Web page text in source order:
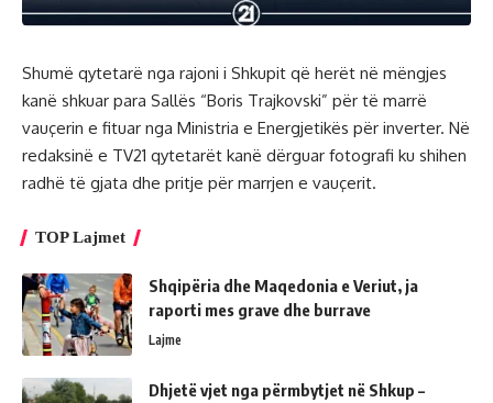
Shumë qytetarë nga rajoni i Shkupit që herët në mëngjes
kanë shkuar para Sallës “Boris Trajkovski” për të marrë
vauçerin e fituar nga Ministria e Energjetikës për inverter. Në
redaksinë e TV21 qytetarët kanë dërguar fotografi ku shihen
radhë të gjata dhe pritje për marrjen e vauçerit.
TOP Lajmet
Shqipëria dhe Maqedonia e Veriut, ja
raporti mes grave dhe burrave
Lajme
Dhjetë vjet nga përmbytjet në Shkup –